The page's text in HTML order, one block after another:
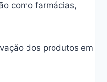
como farmácias,
dos produtos em